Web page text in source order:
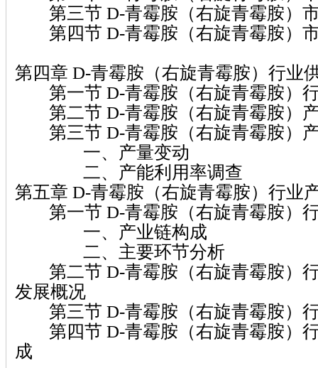
第三节 D-青霉胺（右旋青霉胺）
第四节 D-青霉胺（右旋青霉胺）
第四章 D-青霉胺（右旋青霉胺）行业
第一节 D-青霉胺（右旋青霉胺）
第二节 D-青霉胺（右旋青霉胺）
第三节 D-青霉胺（右旋青霉胺）
一、产量变动
二、产能利用率调查
第五章 D-青霉胺（右旋青霉胺）行业
第一节 D-青霉胺（右旋青霉胺）
一、产业链构成
二、主要环节分析
第二节 D-青霉胺（右旋青霉胺）
发展概况
第三节 D-青霉胺（右旋青霉胺）
第四节 D-青霉胺（右旋青霉胺）
成